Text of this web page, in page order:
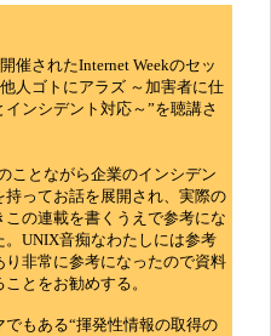
催されたInternet Weekのセッ
人ゴトにアラズ ～加害者に仕
ンシデント対応～”を聴講さ
ことながら企業のインシデン
持ってお話を展開され、実際の
の連載を書くうえで参考にな
UNIX音痴なわたしには参考
非常に参考になったので資料
とをお勧めする。
もある“揮発性情報の取得の